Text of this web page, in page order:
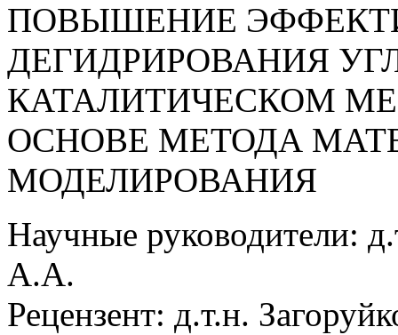
ПОВЫШЕНИЕ
ДЕГИДРИРОВАНИЯ
КАТАЛИТИЧЕСКОМ
ОСНОВЕ МЕТОДА
МОДЕЛИРОВАНИЯ
Научные руководители:
А.А.
Рецензент: д.т.н.